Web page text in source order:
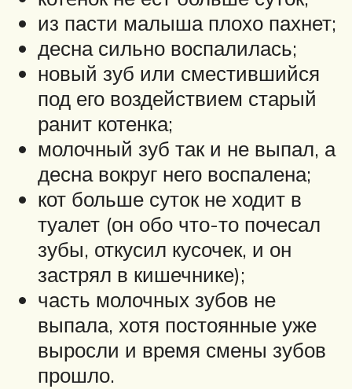
из пасти малыша плохо пахнет;
десна сильно воспалилась;
новый зуб или сместившийся
под его воздействием старый
ранит котенка;
молочный зуб так и не выпал, а
десна вокруг него воспалена;
кот больше суток не ходит в
туалет (он обо что-то почесал
зубы, откусил кусочек, и он
застрял в кишечнике);
часть молочных зубов не
выпала, хотя постоянные уже
выросли и время смены зубов
прошло.